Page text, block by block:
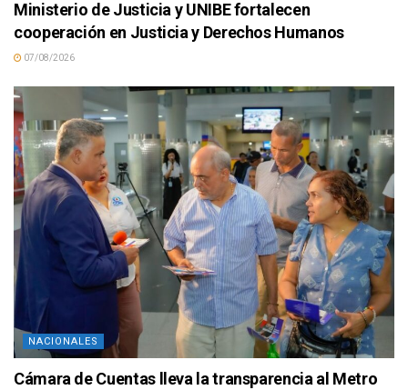
Ministerio de Justicia y UNIBE fortalecen
cooperación en Justicia y Derechos Humanos
07/08/2026
NACIONALES
Cámara de Cuentas lleva la transparencia al Metro